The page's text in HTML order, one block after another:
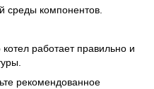
среды компонентов.
котел работает правильно и
рекомендованное